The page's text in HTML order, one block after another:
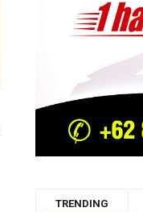
TRENDING